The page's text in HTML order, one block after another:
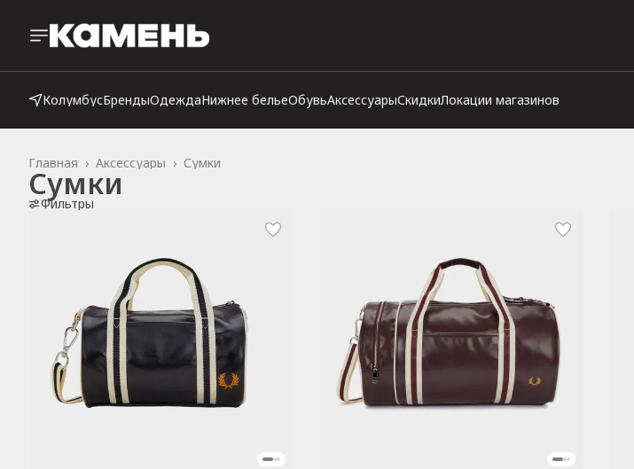
КолумбусБрендыОдеждаНижнее бельеОбувьАксессуарыСкидкиЛокации магазинов
Сумки
Аксессуары ›
Главная ›
Сумки
Фильтры